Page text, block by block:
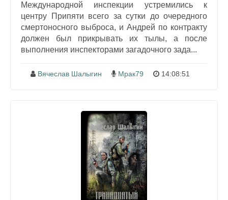
Международной инспекции устремились к
центру Припяти всего за сутки до очередного
смертоносного выброса, и Андрей по контракту
должен был прикрывать их тылы, а после
выполнения инспекторами загадочного зада...
Вячеслав Шалыгин Мрак79 14:08:51